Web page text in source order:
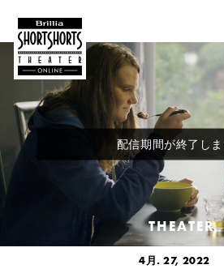
配信期間が終了し
THEATER
4月. 27, 2022